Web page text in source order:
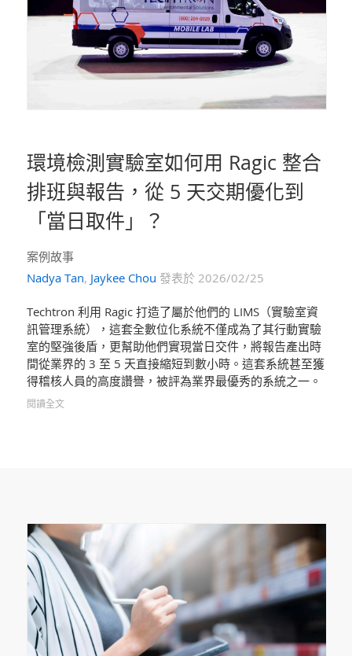
環境檢測實驗室如何用 Ragic 整合
排班與報告，從 5 天交期優化到
「當日取件」？
案例故事
Nadya Tan, Jaykee Chou 發表於 2026/02/25
Techtron 利用 Ragic 打造了屬於他們的 LIMS（實驗室資
訊管理系統），這套全數位化系統不僅成為了其行動實驗
室的堅強後盾，更幫助他們實現當日交件，將報告產出時
間從業界的 3 至 5 天直接縮短到數小時。這套系統甚至獲
得稽核人員的高度讚譽，被評為業界最優秀的系統之一。
閱讀全文